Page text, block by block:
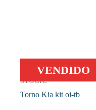
VENDIDO
STOCK:
Torno Kia kit oi-tb